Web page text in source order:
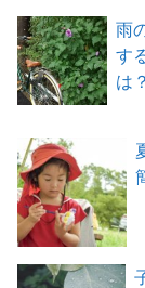
雨
す
は